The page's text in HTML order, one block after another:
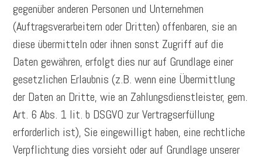
gegenüber anderen Personen und Unternehmen
(Auftragsverarbeitern oder Dritten) offenbaren, sie an
diese übermitteln oder ihnen sonst Zugriff auf die
Daten gewähren, erfolgt dies nur auf Grundlage einer
gesetzlichen Erlaubnis (z.B. wenn eine Übermittlung
der Daten an Dritte, wie an Zahlungsdienstleister, gem.
Art. 6 Abs. 1 lit. b DSGVO zur Vertragserfüllung
erforderlich ist), Sie eingewilligt haben, eine rechtliche
Verpflichtung dies vorsieht oder auf Grundlage unserer